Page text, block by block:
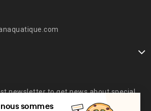
newsletter to get news about special
sommes